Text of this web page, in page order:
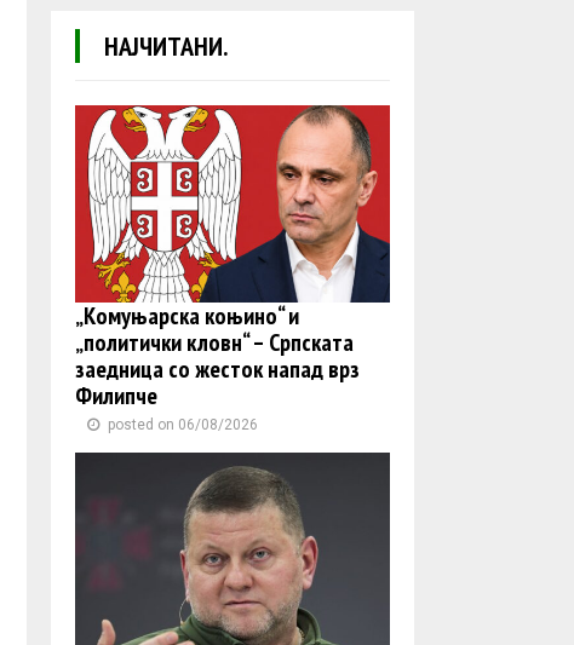
НАЈЧИТАНИ.
„Комуњарска коњино“ и
„политички кловн“ – Српската
заедница со жесток напад врз
Филипче
posted on 06/08/2026